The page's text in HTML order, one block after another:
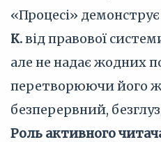
«Процесі»
К.від правової
але не надає жодних
перетворюючи його
безперервний,
Роль активного